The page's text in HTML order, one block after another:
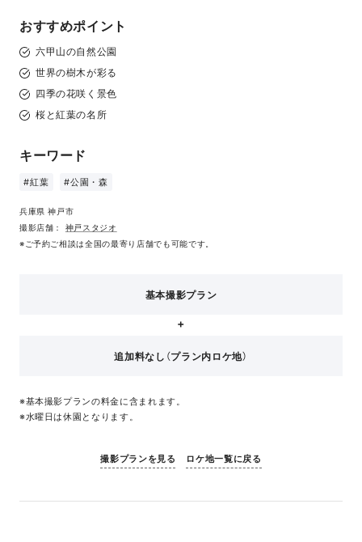
おすすめポイント
六甲山の自然公園
世界の樹木が彩る
四季の花咲く景色
桜と紅葉の名所
キーワード
#紅葉 #公園・森
兵庫県 神戸市
撮影店舗： 神戸スタジオ
※ご予約ご相談は全国の最寄り店舗でも可能です。
基本撮影プラン
追加料なし（プラン内ロケ地）
※基本撮影プランの料金に含まれます。
※水曜日は休園となります。
撮影プランを見る ロケ地一覧に戻る